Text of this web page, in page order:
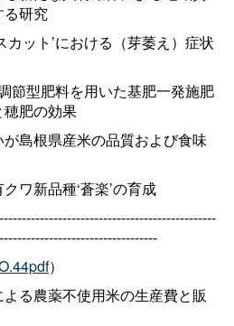
研究
ット’における（芽萎え）症状
節型肥料を用いた基肥一発施肥
肥の効果
島根県産米の品質および食味
ワ新品種‘蒼楽’の育成
）
る農薬不使用米の生産費と販